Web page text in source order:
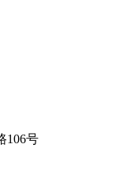
106号